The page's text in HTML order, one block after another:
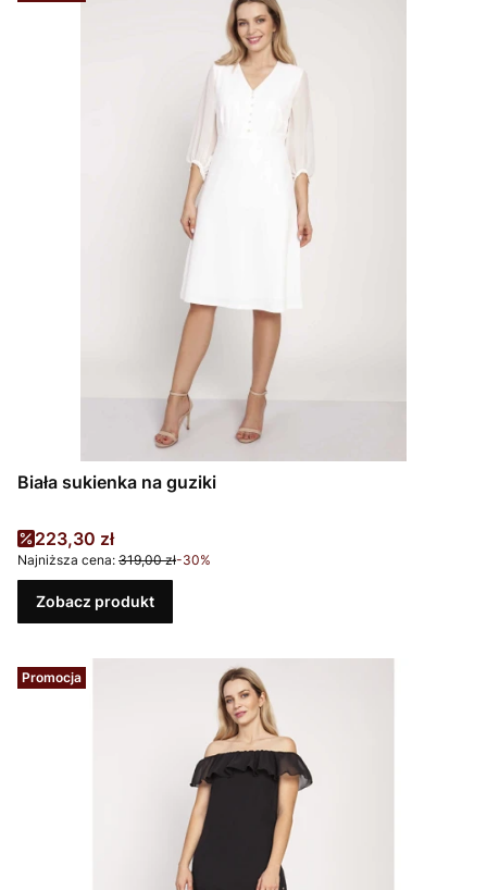
Biała sukienka na guziki
Cena promocyjna
223,30 zł
Najniższa cena: 319,00 zł-30%
Zobacz produkt
Promocja